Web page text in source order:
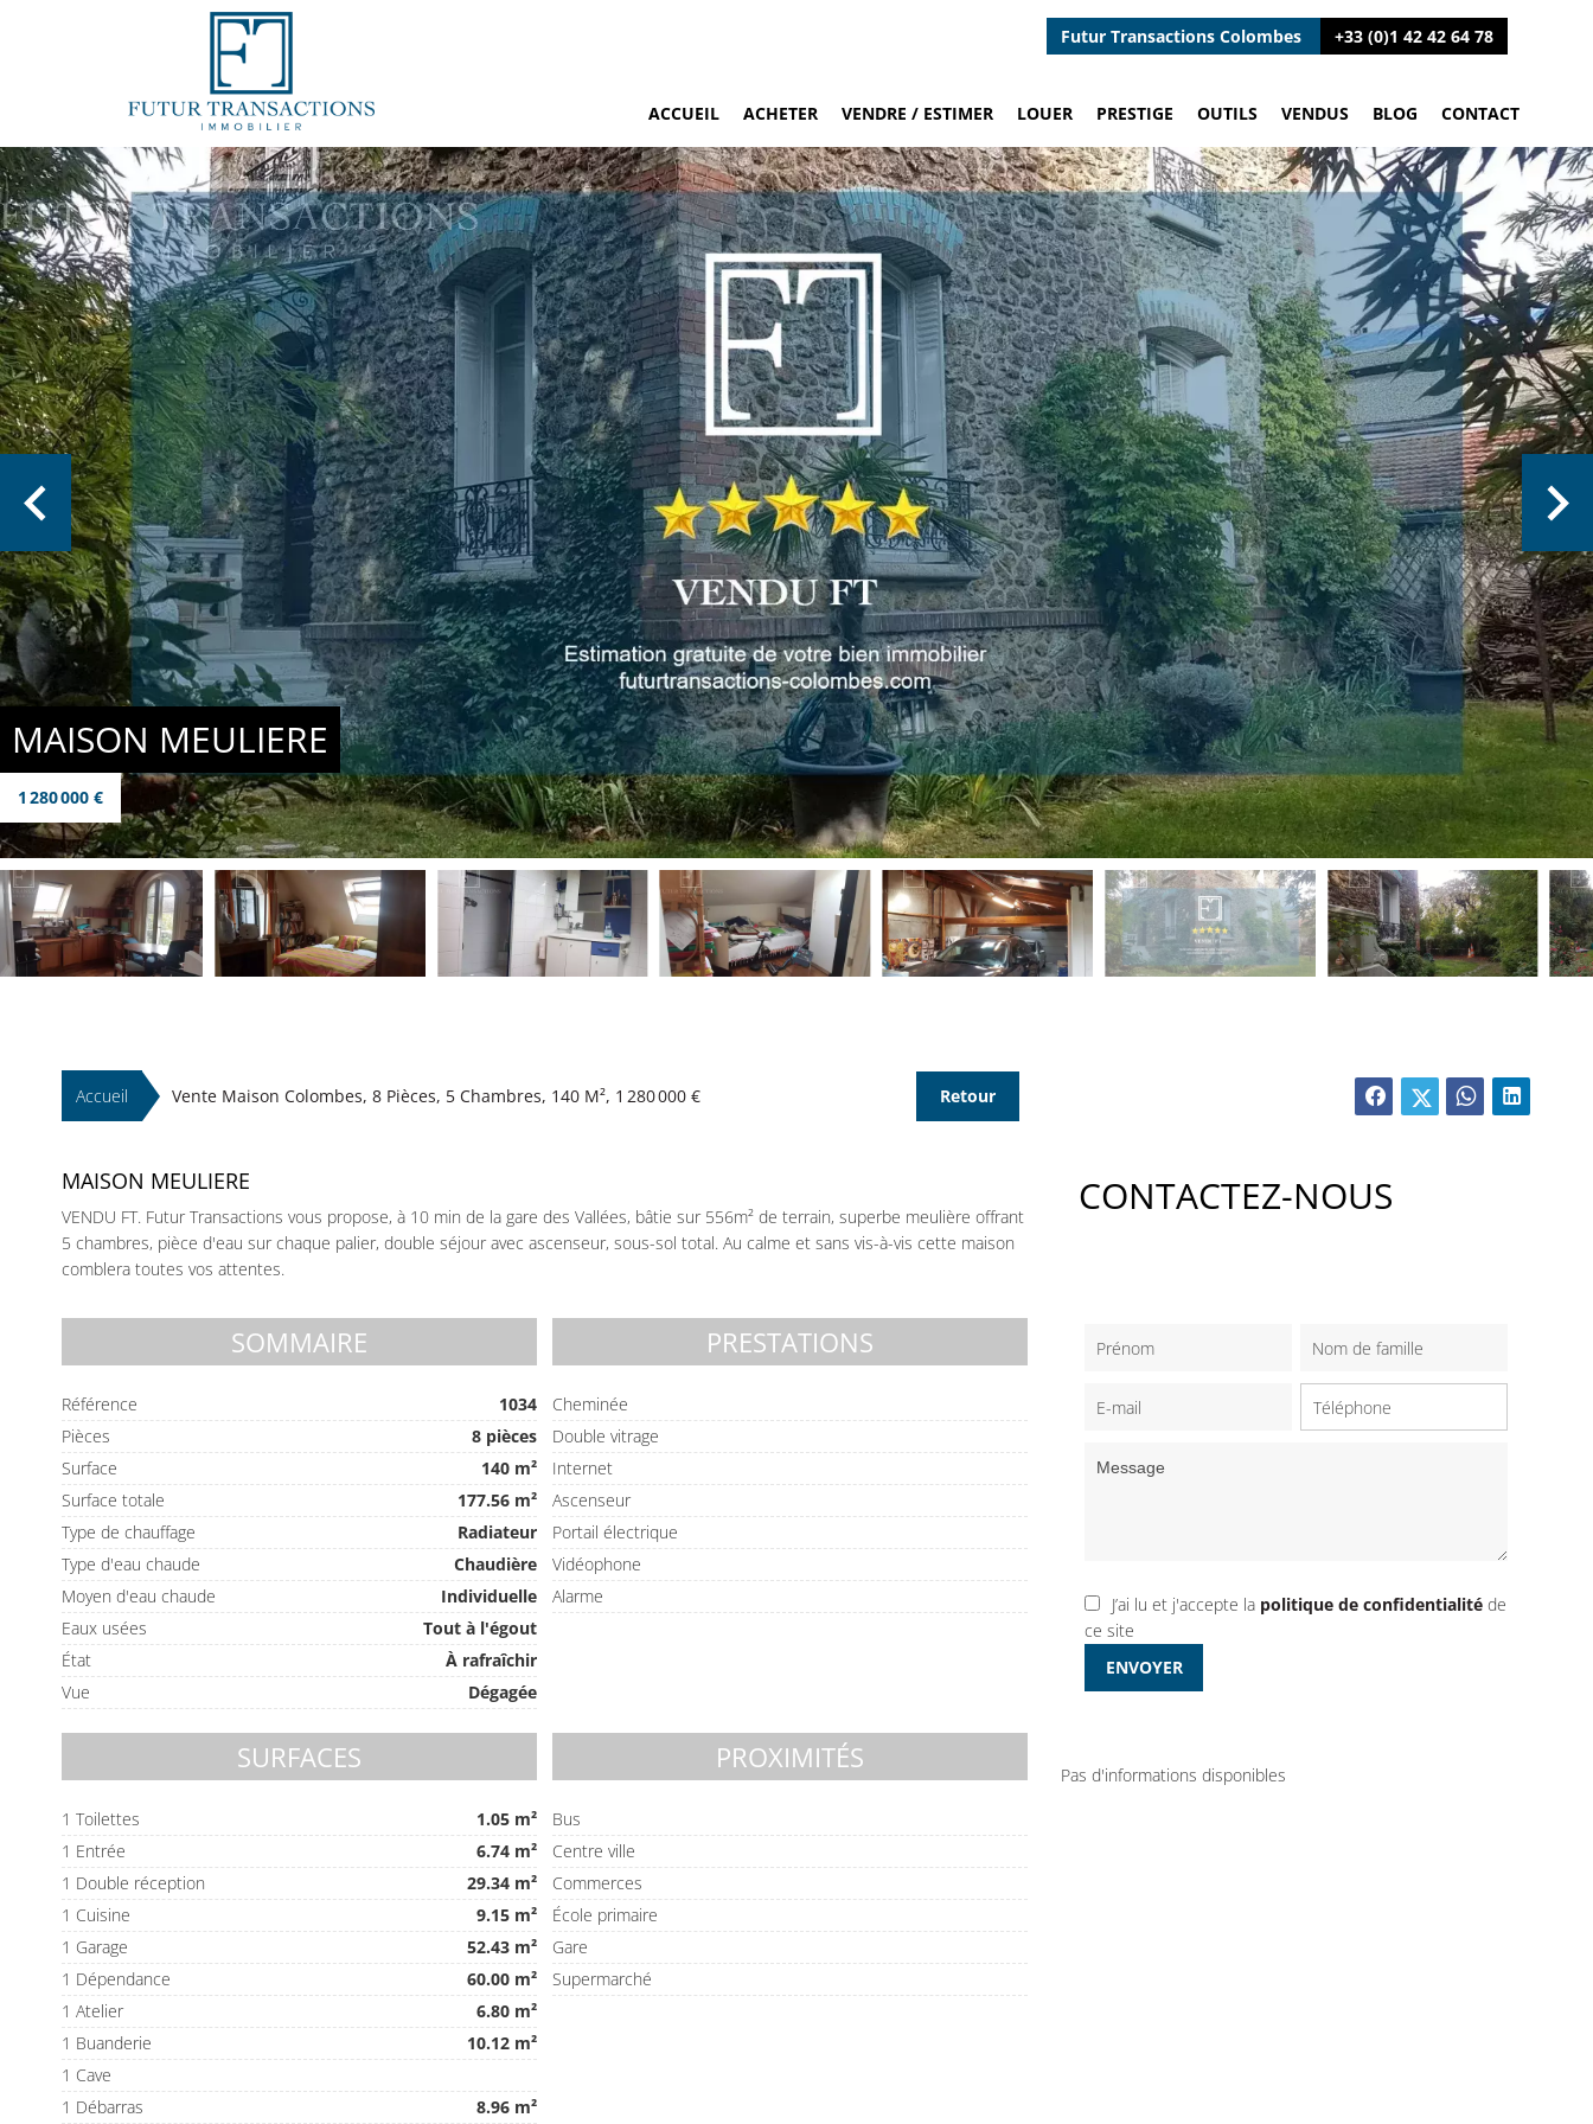
Futur Transactions Colombes +33 (0)1 42 42 64 78
ACCUEIL ACHETER VENDRE / ESTIMER LOUER PRESTIGE OUTILS VENDUS BLOG CONTACT
MAISON MEULIERE
1 280 000 €
Accueil Vente Maison Colombes, 8 Pièces, 5 Chambres, 140 M², 1 280 000 € Retour
MAISON MEULIERE
VENDU FT. Futur Transactions vous propose, à 10 min de la gare des Vallées, bâtie sur 556m² de terrain, superbe meulière offrant
5 chambres, pièce d'eau sur chaque palier, double séjour avec ascenseur, sous-sol total. Au calme et sans vis-à-vis cette maison
comblera toutes vos attentes.
SOMMAIRE
Référence
1034
Pièces
8 pièces
Surface
140 m²
Surface totale
177.56 m²
Type de chauffage
Radiateur
Type d'eau chaude
Chaudière
Moyen d'eau chaude
Individuelle
Eaux usées
Tout à l'égout
État
À rafraîchir
Vue
Dégagée
PRESTATIONS
Cheminée
Double vitrage
Internet
Ascenseur
Portail électrique
Vidéophone
Alarme
SURFACES
1 Toilettes
1.05 m²
1 Entrée
6.74 m²
1 Double réception
29.34 m²
1 Cuisine
9.15 m²
1 Garage
52.43 m²
1 Dépendance
60.00 m²
1 Atelier
6.80 m²
1 Buanderie
10.12 m²
1 Cave
1 Débarras
8.96 m²
PROXIMITÉS
Bus
Centre ville
Commerces
École primaire
Gare
Supermarché
CONTACTEZ-NOUS
J’ai lu et j'accepte la politique de confidentialité de
ce site
ENVOYER
Pas d'informations disponibles